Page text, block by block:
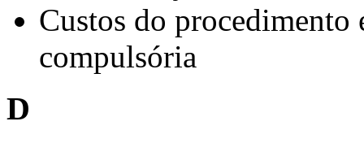
Custos do
compulsória
D